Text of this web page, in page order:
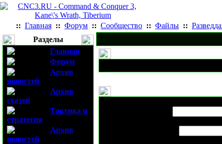
:: Главная :: Форум :: Сообщество :: Файлы ::
Разделы
Главная
Форум
Архив
новостей
Архив
статей
Тактика и
стратегия
Архив
новостей